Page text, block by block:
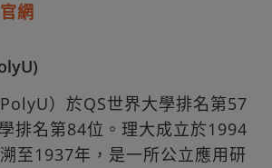
網
）於QS世界大學排名第57
排名第84位。理大成立於1994
至1937年，是一所公立應用研